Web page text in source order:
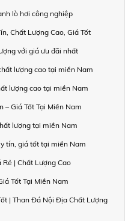
lò hơi công nghiệp
Chất Lượng Cao, Giá Tốt
với giá ưu đãi nhất
lượng cao tại miền Nam
lượng cao tại miền Nam
– Giá Tốt Tại Miền Nam
lượng tại miền Nam
tín, giá tốt tại miền Nam
| Chất Lượng Cao
Tốt Tại Miền Nam
| Than Đá Nội Địa Chất Lượng